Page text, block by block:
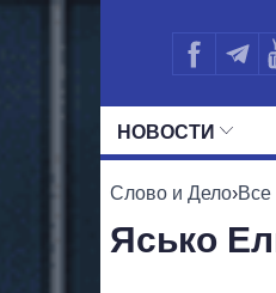
НОВОСТИ
Слово и Дело›Все
Ясько